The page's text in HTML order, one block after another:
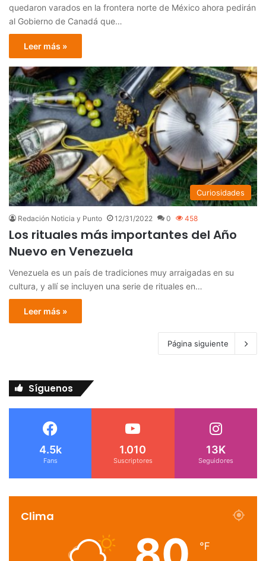
quedaron varados en la frontera norte de México ahora pedirán
al Gobierno de Canadá que…
Leer más »
Curiosidades
Redación Noticia y Punto 12/31/2022 0 458
Los rituales más importantes del Año
Nuevo en Venezuela
Venezuela es un país de tradiciones muy arraigadas en su
cultura, y allí se incluyen una serie de rituales en…
Leer más »
Página siguiente
Síguenos
4.5k
Fans
1.010
Suscriptores
13K
Seguidores
Clima
℉